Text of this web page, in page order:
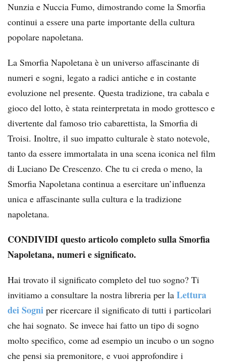
Nunzia e Nuccia Fumo, dimostrando come la Smorfia
continui a essere una parte importante della cultura
popolare napoletana.
La Smorfia Napoletana è un universo affascinante di
numeri e sogni, legato a radici antiche e in costante
evoluzione nel presente. Questa tradizione, tra cabala e
gioco del lotto, è stata reinterpretata in modo grottesco e
divertente dal famoso trio cabarettista, la Smorfia di
Troisi. Inoltre, il suo impatto culturale è stato notevole,
tanto da essere immortalata in una scena iconica nel film
di Luciano De Crescenzo. Che tu ci creda o meno, la
Smorfia Napoletana continua a esercitare un’influenza
unica e affascinante sulla cultura e la tradizione
napoletana.
CONDIVIDI questo articolo completo sulla Smorfia
Napoletana, numeri e significato.
Hai trovato il significato completo del tuo sogno? Ti
invitiamo a consultare la nostra libreria per la Lettura
dei Sogni per ricercare il significato di tutti i particolari
che hai sognato. Se invece hai fatto un tipo di sogno
molto specifico, come ad esempio un incubo o un sogno
che pensi sia premonitore, e vuoi approfondire i